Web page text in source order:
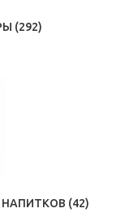
(292)
НАПИТКОВ (42)